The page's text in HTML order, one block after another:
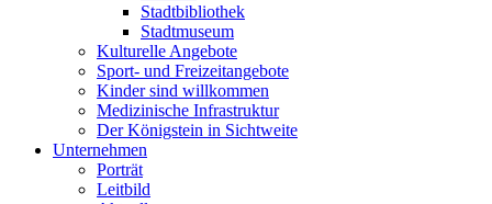
Stadtbibliothek
Stadtmuseum
Kulturelle Angebote
Sport- und Freizeitangebote
Kinder sind willkommen
Medizinische Infrastruktur
Der Königstein in Sichtweite
Unternehmen
Porträt
Leitbild